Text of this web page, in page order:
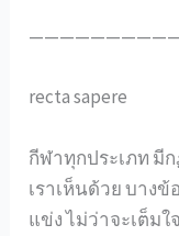
recta sapere
กีฬาทุกประเภท มี
เราเห็นด้วย บางข้
แข่ง ไม่ว่าจะเต็มใ